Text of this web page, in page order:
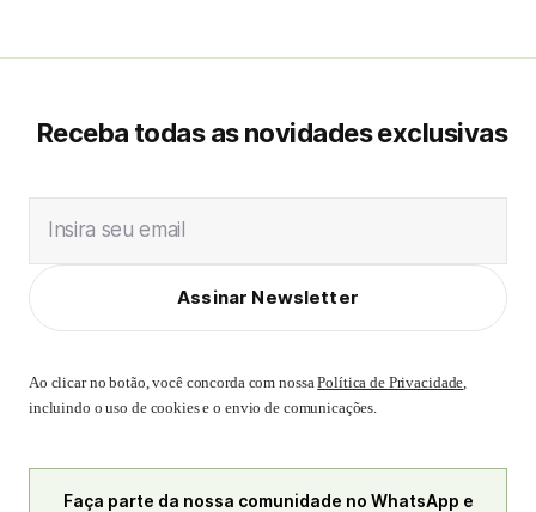
Receba todas as novidades exclusivas
Insira seu email
Assinar Newsletter
Ao clicar no botão, você concorda com nossaPolítica de Privacidade,
incluindo o uso de cookies e o envio de comunicações.
Faça parte da nossa comunidade no WhatsApp e